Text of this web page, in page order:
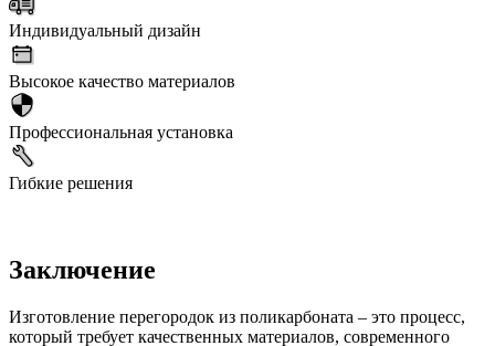
Индивидуальный дизайн
Высокое качество материалов
Профессиональная установка
Гибкие решения
Заключение
Изготовление перегородок из поликарбоната – это процесс,
который требует качественных материалов, современного